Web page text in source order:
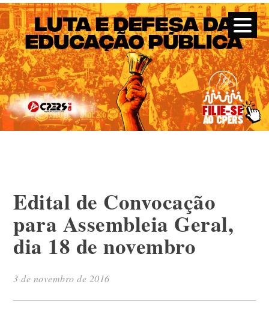
CPERS – Sindicato
CPERS – Sindicato dos Professores e Funcionários de escola
do Estado do Rio Grande do Sul
Edital de Convocação
para Assembleia Geral,
dia 18 de novembro
3 de novembro de 2016